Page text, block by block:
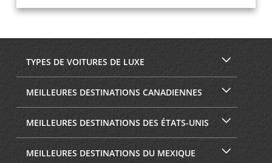
TYPES DE VOITURES DE LUXE
MEILLEURES DESTINATIONS CANADIENNES
MEILLEURES DESTINATIONS DES ÉTATS-UNIS
MEILLEURES DESTINATIONS DU MEXIQUE